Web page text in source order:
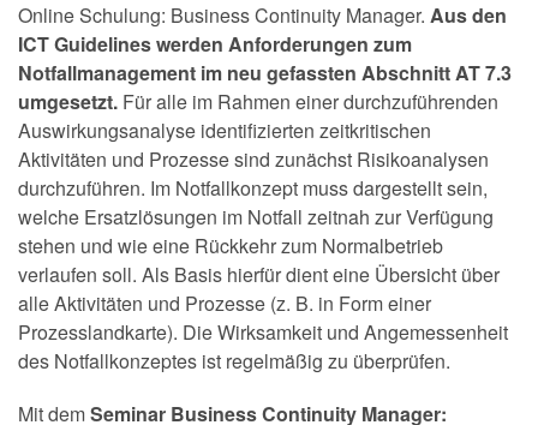
Online Schulung: Business Continuity Manager. Aus den
ICT Guidelines werden Anforderungen zum
Notfallmanagement im neu gefassten Abschnitt AT 7.3
umgesetzt. Für alle im Rahmen einer durchzuführenden
Auswirkungsanalyse identifizierten zeitkritischen
Aktivitäten und Prozesse sind zunächst Risikoanalysen
durchzuführen. Im Notfallkonzept muss dargestellt sein,
welche Ersatzlösungen im Notfall zeitnah zur Verfügung
stehen und wie eine Rückkehr zum Normalbetrieb
verlaufen soll. Als Basis hierfür dient eine Übersicht über
alle Aktivitäten und Prozesse (z. B. in Form einer
Prozesslandkarte). Die Wirksamkeit und Angemessenheit
des Notfallkonzeptes ist regelmäßig zu überprüfen.
Mit demSeminar Business Continuity Manager: